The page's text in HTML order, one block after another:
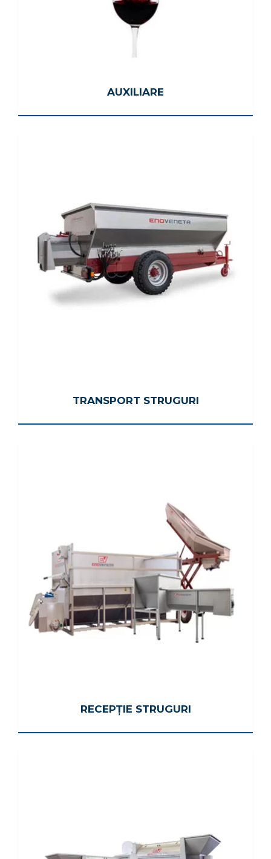
AUXILIARE
TRANSPORT STRUGURI
RECEPȚIE STRUGURI